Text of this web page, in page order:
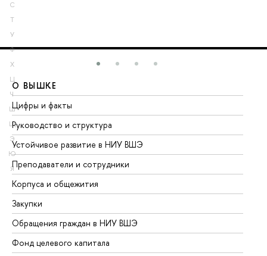
С
Т
У
Ф
Х
Ц
Ч
Ш
Щ
Э
Ю
Я
О ВЫШКЕ
Цифры и факты
Руководство и структура
Устойчивое развитие в НИУ ВШЭ
Преподаватели и сотрудники
Корпуса и общежития
Закупки
Обращения граждан в НИУ ВШЭ
Фонд целевого капитала